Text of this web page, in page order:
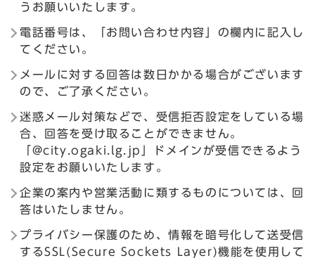
うお願いいたします。
電話番号は、「お問い合わせ内容」の欄内に記入し
てください。
メールに対する回答は数日かかる場合がございます
ので、ご了承ください。
迷惑メール対策などで、受信拒否設定をしている場
合、回答を受け取ることができません。
「@city.ogaki.lg.jp」ドメインが受信できるよう
設定をお願いいたします。
企業の案内や営業活動に類するものについては、回
答はいたしません。
プライバシー保護のため、情報を暗号化して送受信
するSSL(Secure Sockets Layer)機能を使用して